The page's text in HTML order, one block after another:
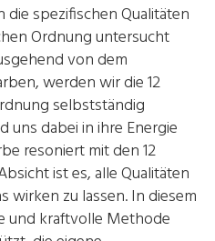
die spezifischen Qualitäten
Ordnung untersucht
von dem
werden wir die 12
selbstständig
uns dabei in ihre Energie
resoniert mit den 12
ist es, alle Qualitäten
wirken zu lassen. In diesem
und kraftvolle Methode